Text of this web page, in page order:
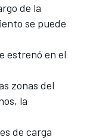
de la
se puede
estrenó en el
zonas del
la
de carga